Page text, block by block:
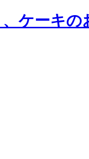
ケーキの